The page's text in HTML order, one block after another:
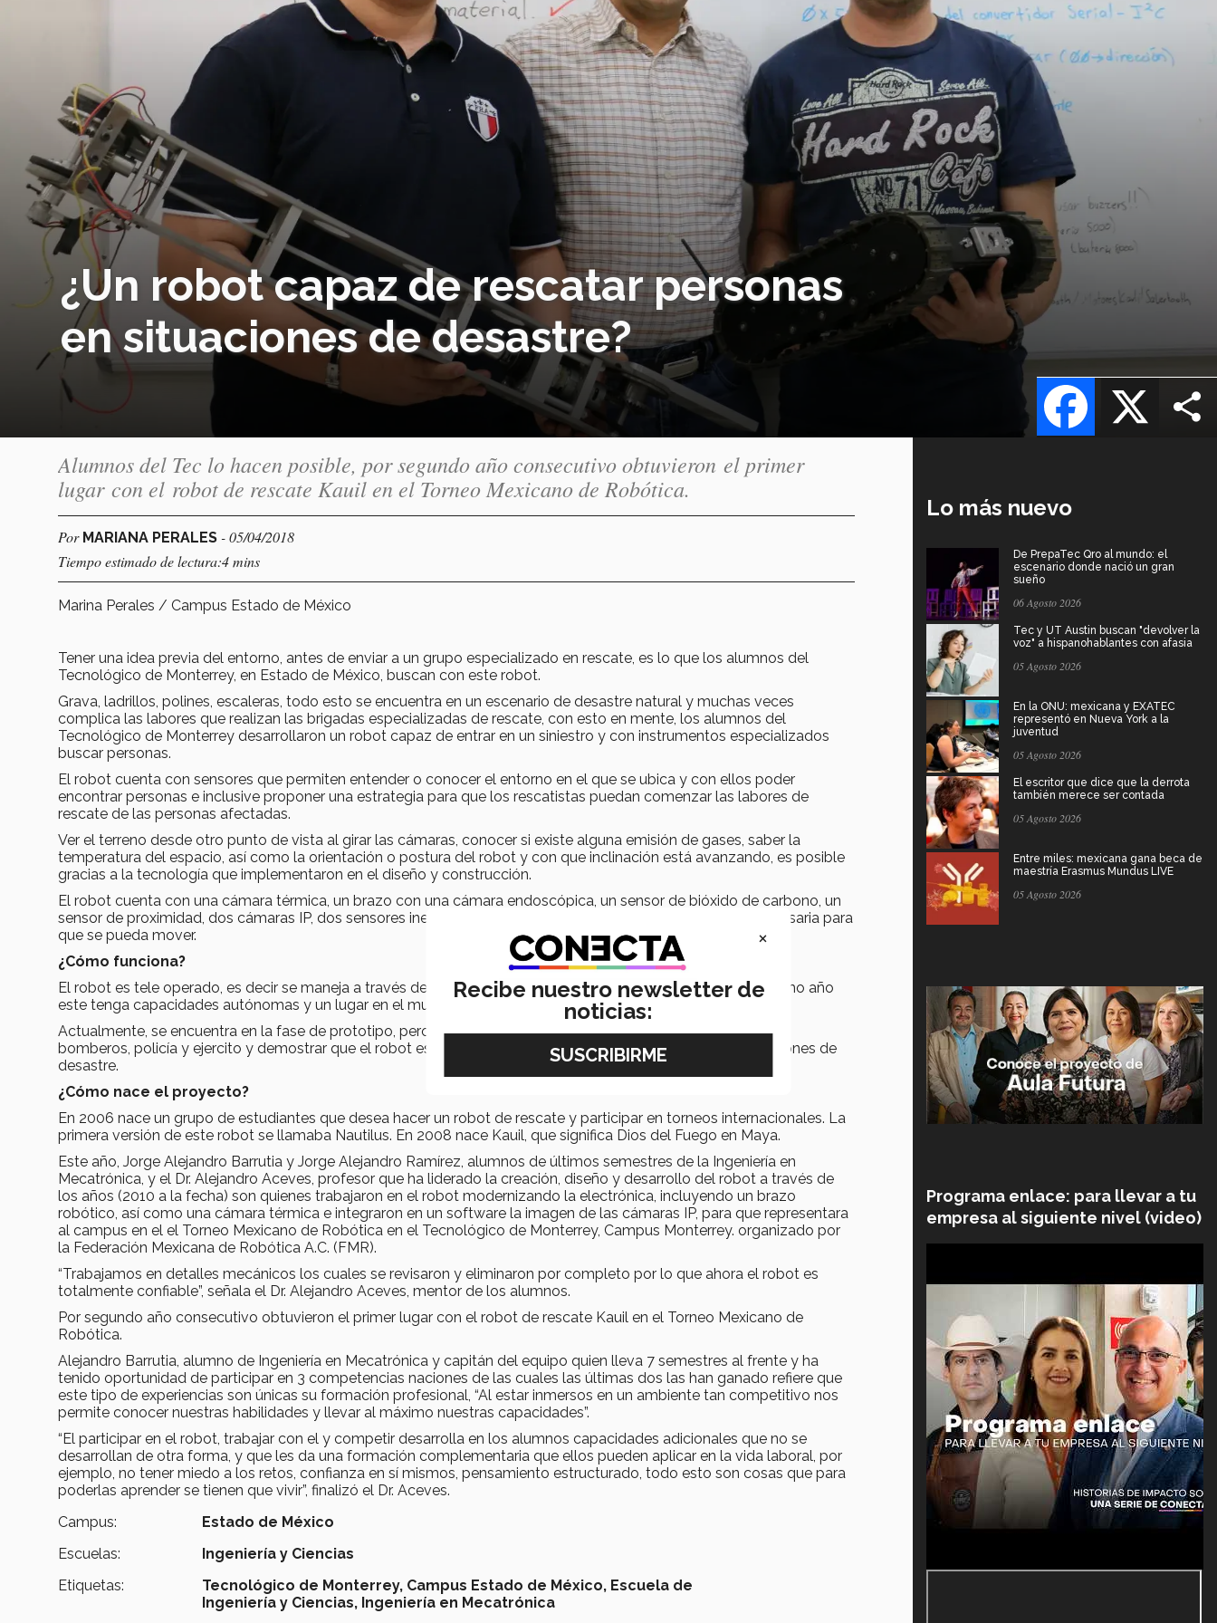
¿Un robot capaz de rescatar personas
en situaciones de desastre?
X
Facebook
Alumnos del Tec lo hacen posible, por segundo año consecutivo obtuvieron el primer
lugar con el robot de rescate Kauil en el Torneo Mexicano de Robótica.
Por MARIANA PERALES - 05/04/2018
Tiempo estimado de lectura:4 mins
Marina Perales / Campus Estado de México
Tener una idea previa del entorno, antes de enviar a un grupo especializado en rescate, es lo que los alumnos del
Tecnológico de Monterrey, en Estado de México, buscan con este robot.
Grava, ladrillos, polines, escaleras, todo esto se encuentra en un escenario de desastre natural y muchas veces
complica las labores que realizan las brigadas especializadas de rescate, con esto en mente, los alumnos del
Tecnológico de Monterrey desarrollaron un robot capaz de entrar en un siniestro y con instrumentos especializados
buscar personas.
El robot cuenta con sensores que permiten entender o conocer el entorno en el que se ubica y con ellos poder
encontrar personas e inclusive proponer una estrategia para que los rescatistas puedan comenzar las labores de
rescate de las personas afectadas.
Ver el terreno desde otro punto de vista al girar las cámaras, conocer si existe alguna emisión de gases, saber la
temperatura del espacio, así como la orientación o postura del robot y con que inclinación está avanzando, es posible
gracias a la tecnología que implementaron en el diseño y construcción.
El robot cuenta con una cámara térmica, un brazo con una cámara endoscópica, un sensor de bióxido de carbono, un
sensor de proximidad, dos cámaras IP, dos sensores inerciales, una computadora central y la electrónica necesaria para
que se pueda mover.
¿Cómo funciona?
El robot es tele operado, es decir se maneja a través de un control vía remota, pero esperan que para el próximo año
este tenga capacidades autónomas y un lugar en el mundial Robocop Rescue Robot.
Actualmente, se encuentra en la fase de prototipo, pero los alumnos buscan llegar a gente de protección civil,
bomberos, policía y ejercito y demostrar que el robot es capaz de ayudar en las labores de rescate en situaciones de
desastre.
¿Cómo nace el proyecto?
En 2006 nace un grupo de estudiantes que desea hacer un robot de rescate y participar en torneos internacionales. La
primera versión de este robot se llamaba Nautilus. En 2008 nace Kauil, que significa Dios del Fuego en Maya.
Este año, Jorge Alejandro Barrutia y Jorge Alejandro Ramírez, alumnos de últimos semestres de la Ingeniería en
Mecatrónica, y el Dr. Alejandro Aceves, profesor que ha liderado la creación, diseño y desarrollo del robot a través de
los años (2010 a la fecha) son quienes trabajaron en el robot modernizando la electrónica, incluyendo un brazo
robótico, así como una cámara térmica e integraron en un software la imagen de las cámaras IP, para que representara
al campus en el el Torneo Mexicano de Robótica en el Tecnológico de Monterrey, Campus Monterrey. organizado por
la Federación Mexicana de Robótica A.C. (FMR).
“Trabajamos en detalles mecánicos los cuales se revisaron y eliminaron por completo por lo que ahora el robot es
totalmente confiable”, señala el Dr. Alejandro Aceves, mentor de los alumnos.
Por segundo año consecutivo obtuvieron el primer lugar con el robot de rescate Kauil en el Torneo Mexicano de
Robótica.
Alejandro Barrutia, alumno de Ingeniería en Mecatrónica y capitán del equipo quien lleva 7 semestres al frente y ha
tenido oportunidad de participar en 3 competencias naciones de las cuales las últimas dos las han ganado refiere que
este tipo de experiencias son únicas su formación profesional, “Al estar inmersos en un ambiente tan competitivo nos
permite conocer nuestras habilidades y llevar al máximo nuestras capacidades”.
“El participar en el robot, trabajar con el y competir desarrolla en los alumnos capacidades adicionales que no se
desarrollan de otra forma, y que les da una formación complementaria que ellos pueden aplicar en la vida laboral, por
ejemplo, no tener miedo a los retos, confianza en sí mismos, pensamiento estructurado, todo esto son cosas que para
poderlas aprender se tienen que vivir”, finalizó el Dr. Aceves.
Campus:
Estado de México
Escuelas:
Ingeniería y Ciencias
Etiquetas:
Tecnológico de Monterrey, Campus Estado de México, Escuela de
Ingeniería y Ciencias, Ingeniería en Mecatrónica
Lo más nuevo
De PrepaTec Qro al mundo: el
escenario donde nació un gran
sueño
06 Agosto 2026
Tec y UT Austin buscan "devolver la
voz" a hispanohablantes con afasia
05 Agosto 2026
En la ONU: mexicana y EXATEC
representó en Nueva York a la
juventud
05 Agosto 2026
El escritor que dice que la derrota
también merece ser contada
05 Agosto 2026
Entre miles: mexicana gana beca de
maestría Erasmus Mundus LIVE
05 Agosto 2026
Programa enlace: para llevar a tu
empresa al siguiente nivel (video)
×
Recibe nuestro newsletter de
noticias: